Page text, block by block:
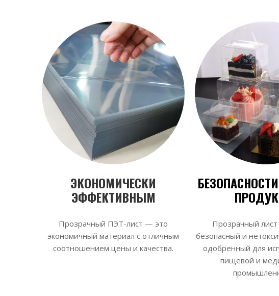
ЭКОНОМИЧЕСКИ
ЭФФЕКТИВНЫМ
Прозрачный ПЭТ-лист — это
экономичный материал с отличным
соотношением цены и качества.
Прозрачный
безопасный и
одобренный для
пищевой и